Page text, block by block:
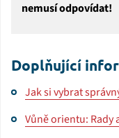
nemusí odpovídat!
Doplňující
Jak si vybrat
Vůně orientu: Rady